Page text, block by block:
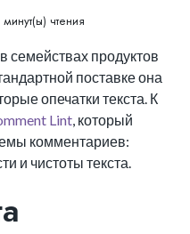
чтения
семействах продуктов
поставке она
опечатки текста. К
Lint , который
комментариев:
и чистоты текста.